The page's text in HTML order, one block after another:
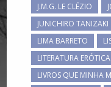
J.M.G. LE CLÉZIO
JUNICHIRO TANIZAKI
LIMA BARRETO
LITERATURA ERÓTICA
LIVROS QUE MINHA